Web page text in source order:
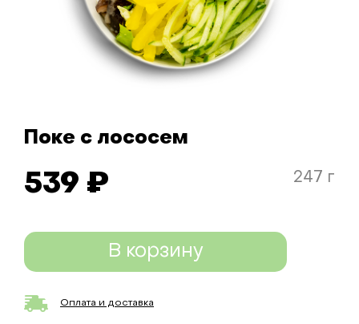
Поке с лососем
247 г
539 ₽
В корзину
Оплата и доставка